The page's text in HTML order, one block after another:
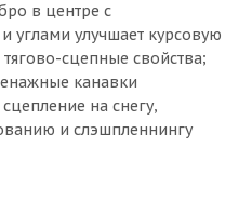
в центре с
углами улучшает курсовую
сцепные свойства;
канавки
на снегу,
и слэшпленнингу